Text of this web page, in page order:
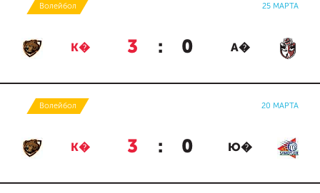
Волейбол 25 МАРТА
К� 3 : 0 А�
Волейбол 20 МАРТА
К� 3 : 0 Ю�